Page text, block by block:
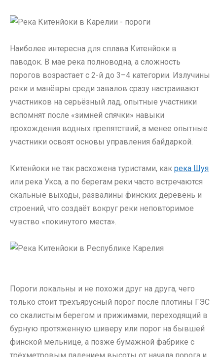
Наиболее интересна для сплава Китенйоки в
паводок. В мае река полноводна, а сложность
порогов возрастает с 2-й до 3–4 категории. Излучины
реки и манёвры среди завалов сразу настраивают
участников на серьёзный лад, опытные участники
вспомнят после «зимней спячки» навыки
прохождения водных препятствий, а менее опытные
участники освоят основы управления байдаркой.
Китенйоки не так расхожена туристами, как река Шуя
или река Укса, а по берегам реки часто встречаются
скальные выходы, развалины финских деревень и
строений, что создаёт вокруг реки неповторимое
чувство «покинутого места».
Пороги локальны и не похожи друг на друга, чего
только стоит трехъярусный порог после плотины ГЭС
со скалистым берегом и прижимами, переходящий в
бурную протяженную шиверу или порог на бывшей
финской мельнице, а позже бумажной фабрике с
трёхметровым падением высоты от начала порога и